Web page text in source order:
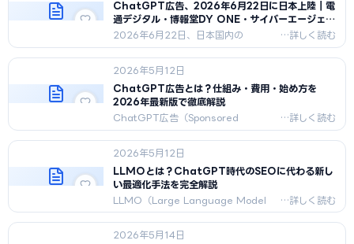
ChatGPT広告、2026年6月22日に日本上陸｜電
通デジタル・博報堂DY ONE・サイバーエージェン
トがローンチパートナー
2026年6月22日、日本国内の
ChatGPTで広告表示が開始。ローン
チパートナーは電通デジタル・博報堂
DY ONE・サイバーエージェント3社。
表示対象は無料版/Goプランの成人ユ
ーザー。料金（CPM/CPC）・出稿方
法・robots.txt設定まで、公式情報を
もとに解説します。
2026年5月12日
ChatGPT広告とは？仕組み・費用・始め方を
2026年最新版で徹底解説
ChatGPT広告（Sponsored
Answer）の仕組み、出稿条件、費用
相場、始め方を2026年最新版で解
説。日本初のChatGPT広告代理店
Koukoku.aiが運用知見を元に執筆。
2026年5月12日
LLMOとは？ChatGPT時代のSEOに代わる新し
い最適化手法を完全解説
LLMO（Large Language Model
Optimization）の基礎を完全解説。
ChatGPT/Perplexity/Geminiに引用
される最適化手法、SEOとの違い、計
2026年5月14日